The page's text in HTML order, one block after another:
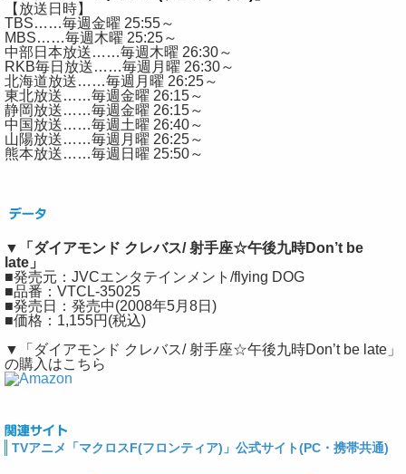
【放送日時】
TBS……毎週金曜 25:55～
MBS……毎週木曜 25:25～
中部日本放送……毎週木曜 26:30～
RKB毎日放送……毎週月曜 26:30～
北海道放送……毎週月曜 26:25～
東北放送……毎週金曜 26:15～
静岡放送……毎週金曜 26:15～
中国放送……毎週土曜 26:40～
山陽放送……毎週月曜 26:25～
熊本放送……毎週日曜 25:50～
▼「ダイアモンド クレバス/ 射手座☆午後九時Don’t be
late」
■発売元：JVCエンタテインメント/flying DOG
■品番：VTCL-35025
■発売日：発売中(2008年5月8日)
■価格：1,155円(税込)
▼「ダイアモンド クレバス/ 射手座☆午後九時Don’t be late」
の購入はこちら
TVアニメ「マクロスF(フロンティア)」公式サイト(PC・携帯共通)